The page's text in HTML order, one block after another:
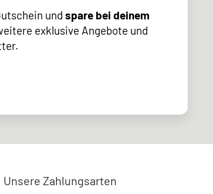
und spare bei deinem
exklusive Angebote und
Unsere Zahlungsarten